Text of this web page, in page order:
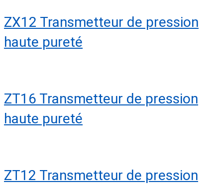
ZX12 Transmetteur de pression
haute pureté
ZT16 Transmetteur de pression
haute pureté
ZT12 Transmetteur de pression